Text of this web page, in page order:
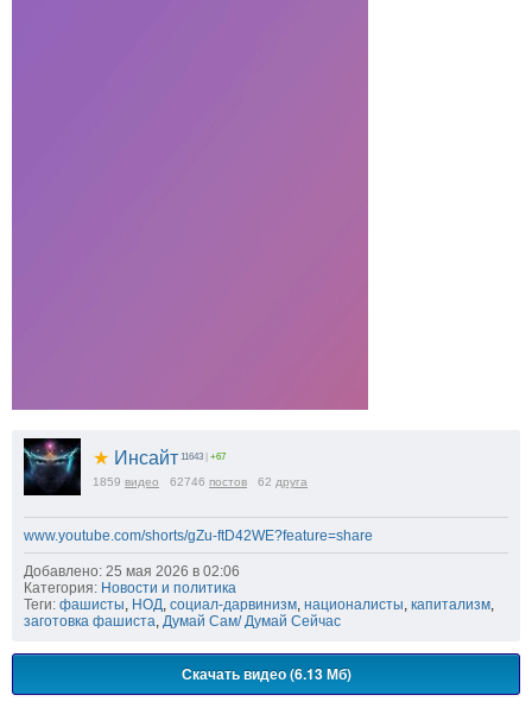
★ Инсайт 11643 | +67
1859 видео 62746 постов 62 друга
www.youtube.com/shorts/gZu-ftD42WE?feature=share
Добавлено: 25 мая 2026 в 02:06
Категория: Новости и политика
Теги: фашисты НОД социал-дарвинизм националисты капитализм
заготовка фашиста Думай Сам/ Думай Сейчас
Скачать видео (6.13 Мб)